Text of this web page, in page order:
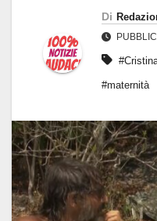
Di
#maternità